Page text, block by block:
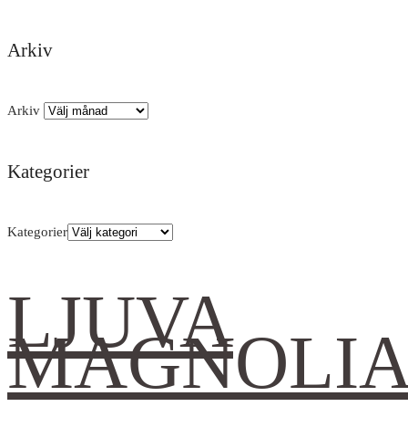
Arkiv
Arkiv
Kategorier
Kategorier
LJUVA